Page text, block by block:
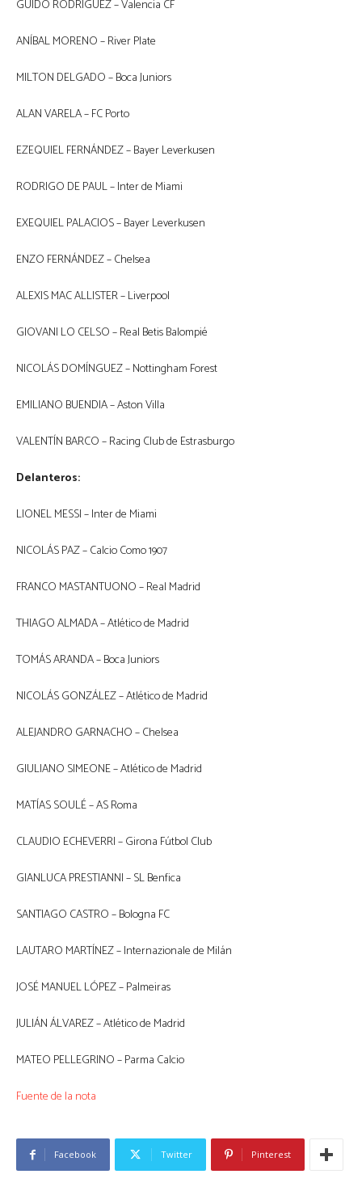
GUIDO RODRÍGUEZ – Valencia CF
ANÍBAL MORENO – River Plate
MILTON DELGADO – Boca Juniors
ALAN VARELA – FC Porto
EZEQUIEL FERNÁNDEZ – Bayer Leverkusen
RODRIGO DE PAUL – Inter de Miami
EXEQUIEL PALACIOS – Bayer Leverkusen
ENZO FERNÁNDEZ – Chelsea
ALEXIS MAC ALLISTER – Liverpool
GIOVANI LO CELSO – Real Betis Balompié
NICOLÁS DOMÍNGUEZ – Nottingham Forest
EMILIANO BUENDIA – Aston Villa
VALENTÍN BARCO – Racing Club de Estrasburgo
Delanteros:
LIONEL MESSI – Inter de Miami
NICOLÁS PAZ – Calcio Como 1907
FRANCO MASTANTUONO – Real Madrid
THIAGO ALMADA – Atlético de Madrid
TOMÁS ARANDA – Boca Juniors
NICOLÁS GONZÁLEZ – Atlético de Madrid
ALEJANDRO GARNACHO – Chelsea
GIULIANO SIMEONE – Atlético de Madrid
MATÍAS SOULÉ – AS Roma
CLAUDIO ECHEVERRI – Girona Fútbol Club
GIANLUCA PRESTIANNI – SL Benfica
SANTIAGO CASTRO – Bologna FC
LAUTARO MARTÍNEZ – Internazionale de Milán
JOSÉ MANUEL LÓPEZ – Palmeiras
JULIÁN ÁLVAREZ – Atlético de Madrid
MATEO PELLEGRINO – Parma Calcio
Fuente de la nota
Facebook Twitter Pinterest